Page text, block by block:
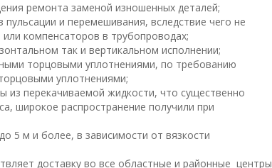
ремонта заменой изношенных деталей;
и перемешивания, вследствие чего не
или компенсаторов в трубопроводах;
так и вертикальном исполнении;
торцовыми уплотнениями, по требованию
уплотнениями;
из перекачиваемой жидкости, что существенно
широкое распространение получили при
5 м и более, в зависимости от вязкости
доставку во все областные и районные центры